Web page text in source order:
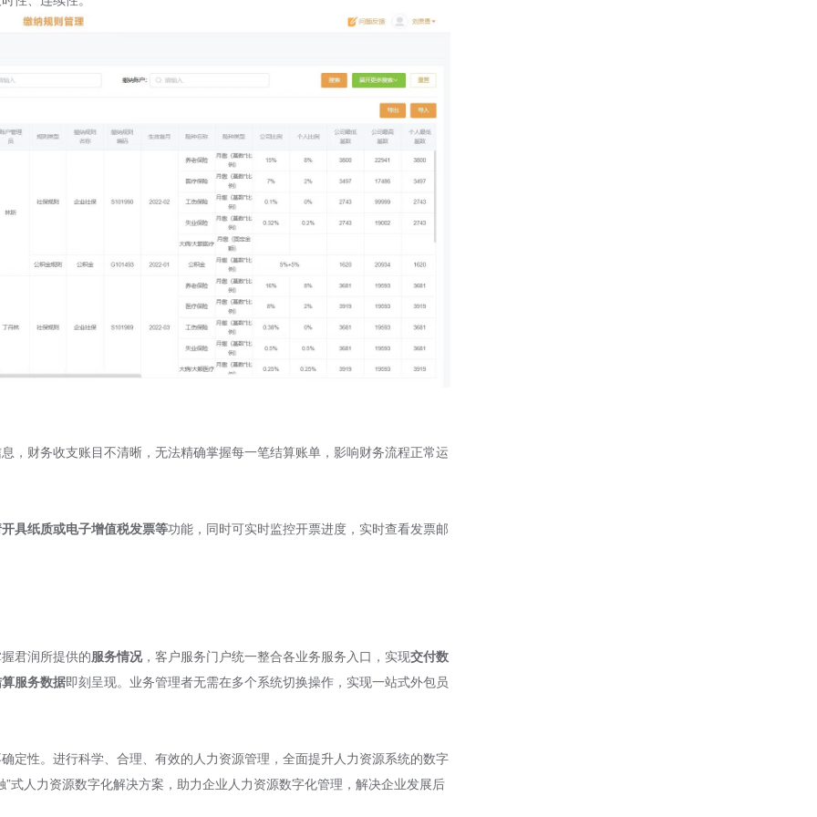
，财务收支账目不清晰，无法精确掌握每一笔结算账单，影响财务流程正常运
具纸质或电子增值税发票等功能，同时可实时监控开票进度，实时查看发票邮
君润所提供的服务情况，客户服务门户统一整合各业务服务入口，实现交付数
服务数据即刻呈现。业务管理者无需在多个系统切换操作，实现一站式外包员
定性。进行科学、合理、有效的人力资源管理，全面提升人力资源系统的数字
式人力资源数字化解决方案，助力企业人力资源数字化管理，解决企业发展后